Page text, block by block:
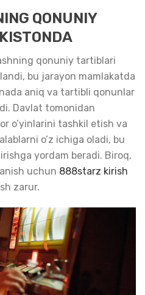
QONUNIY
qonuniy tartiblari
bu jarayon mamlakatda
aniq va tartibli qonunlar
Davlat tomonidan
o’yinlarini tashkil etish va
o’z ichiga oladi, bu
yordam beradi. Biroq,
uchun 888starz kirish
zarur.